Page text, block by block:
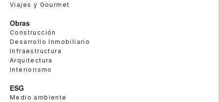
Viajes y Gourmet
Obras
Construcción
Desarrollo Inmobiliario
Infraestructura
Arquitectura
Interiorismo
ESG
Medio ambiente